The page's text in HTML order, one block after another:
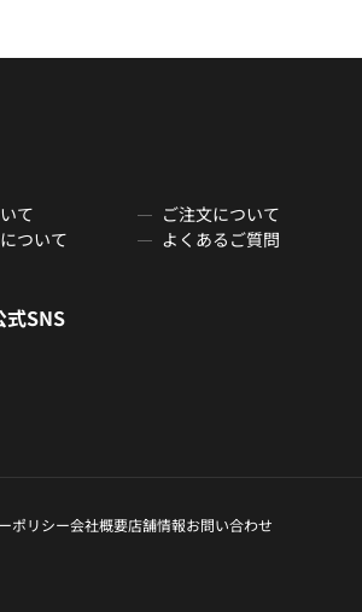
て
ご注文について
ついて よくあるご質問
式SNS
ポリシー会社概要店舗情報お問い合わせ